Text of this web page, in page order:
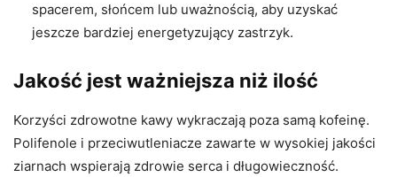
spacerem, słońcem lub uważnością, aby uzyskać
jeszcze bardziej energetyzujący zastrzyk.
Jakość jest ważniejsza niż ilość
Korzyści zdrowotne kawy wykraczają poza samą kofeinę.
Polifenole i przeciwutleniacze zawarte w wysokiej jakości
ziarnach wspierają zdrowie serca i długowieczność.